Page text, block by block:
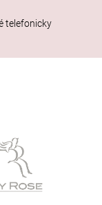
telefonicky